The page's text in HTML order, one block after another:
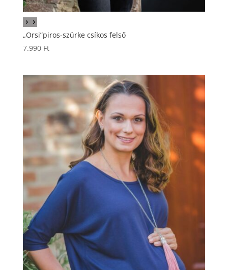
„Orsi”piros-szürke csíkos felső
7.990 Ft